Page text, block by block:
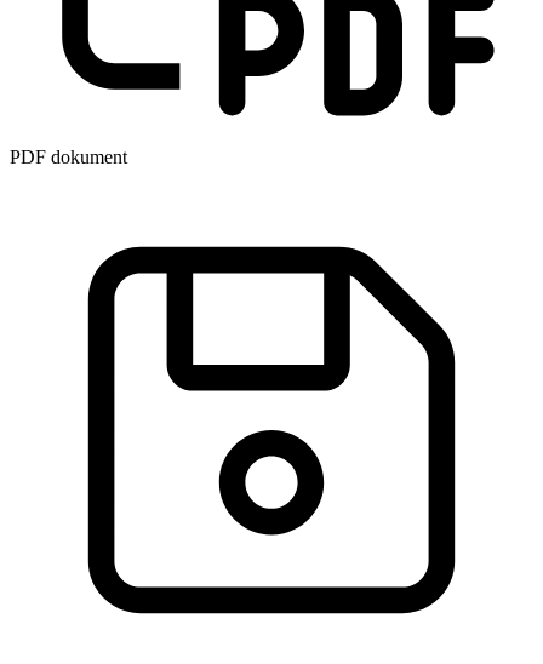
PDF dokument